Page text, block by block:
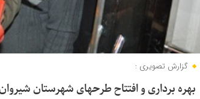
گزارش تصویری :
بهره برداری و افتتاح طرحهای شهرستان شیروان